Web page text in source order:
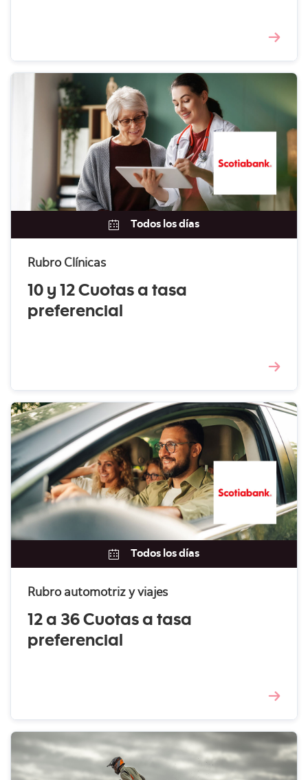
Todos los días
Rubro Clínicas
10 y 12 Cuotas a tasa
preferencial
Todos los días
Rubro automotriz y viajes
12 a 36 Cuotas a tasa
preferencial